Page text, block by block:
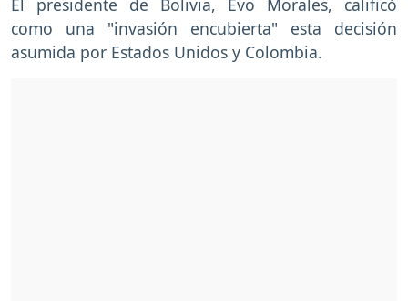
como una "invasión encubierta" esta decisión
asumida por Estados Unidos y Colombia.